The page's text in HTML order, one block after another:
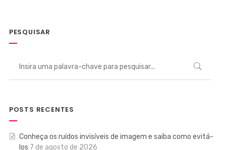
PESQUISAR
POSTS RECENTES
Conheça os ruídos invisíveis de imagem e saiba como evitá-
los 7 de agosto de 2026